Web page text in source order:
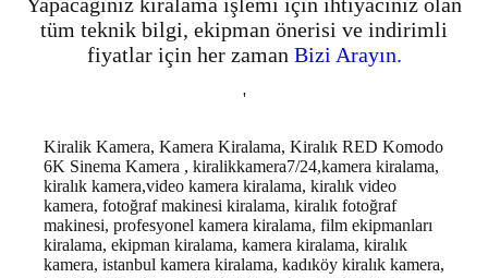
tüm teknik bilgi, ekipman önerisi ve indirimli
fiyatlar için her zaman Bizi Arayın.
'
Kiralik Kamera, Kamera Kiralama, Kiralık RED Komodo
6K Sinema Kamera , kiralikkamera7/24,kamera kiralama,
kiralık kamera,video kamera kiralama, kiralık video
kamera, fotoğraf makinesi kiralama, kiralık fotoğraf
makinesi, profesyonel kamera kiralama, film ekipmanları
kiralama, ekipman kiralama, kamera kiralama, kiralık
kamera, istanbul kamera kiralama, kadıköy kiralık kamera,